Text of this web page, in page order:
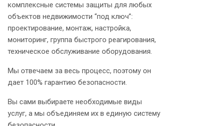
комплексные системы защиты для любых
объектов недвижимости “под ключ”:
проектирование, монтаж, настройка,
мониторинг, группа быстрого реагирования,
техническое обслуживание оборудования.
Мы отвечаем за весь процесс, поэтому он
дает 100% гарантию безопасности.
Вы сами выбираете необходимые виды
услуг, а мы объединяем их в единую систему